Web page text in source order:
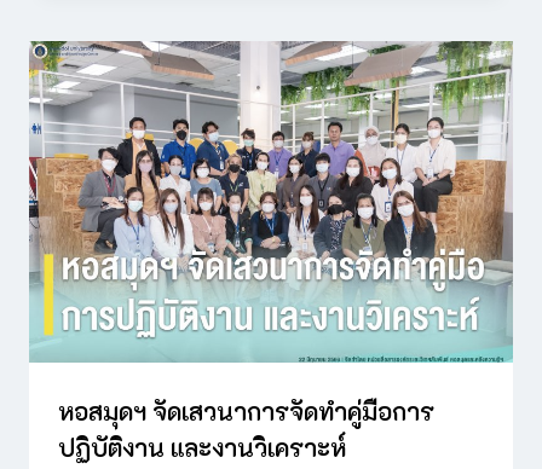
หอสมุดฯ จัดเสวนาการจัดทำคู่มือการ
ปฏิบัติงาน และงานวิเคราะห์